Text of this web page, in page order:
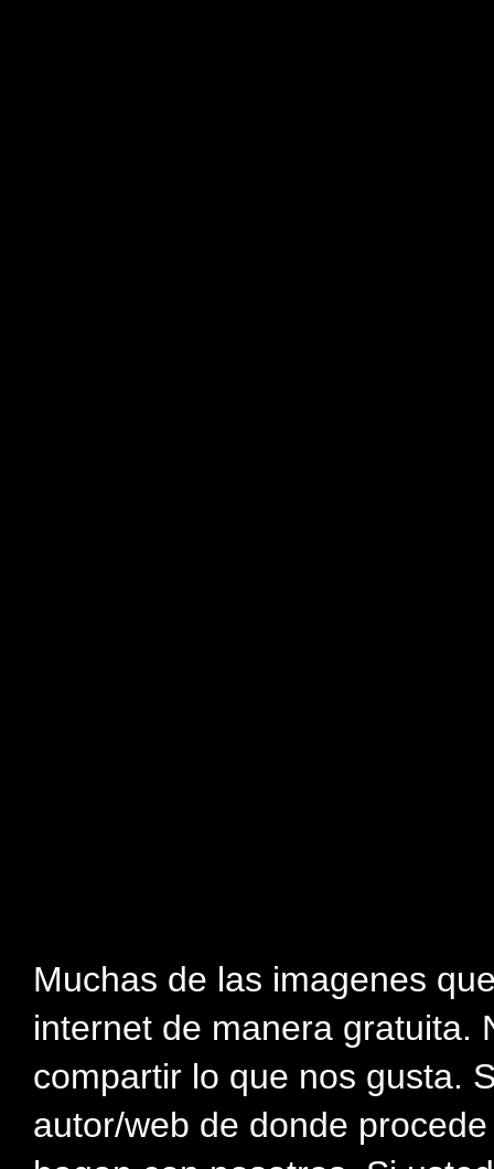
Muchas de las imagenes
internet de manera gratuita.
compartir lo que nos gusta.
autor/web de donde